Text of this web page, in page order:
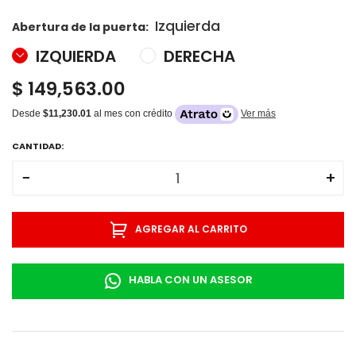
Abertura de la puerta: Izquierda
IZQUIERDA DERECHA
$ 149,563.00
Desde $11,230.01 al mes con crédito Ver más
CANTIDAD:
− +
AGREGAR AL CARRITO
HABLA CON UN ASESOR